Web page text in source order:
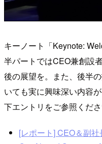
キーノート「Keynote:
半パートではCEO兼創設
後の展望を。また、後半
いても実に興味深い内容
下エントリをご参照くださ
[レポート] CEO＆副